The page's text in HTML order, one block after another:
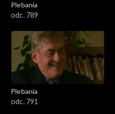
Plebania
odc. 789
Plebania
odc. 791